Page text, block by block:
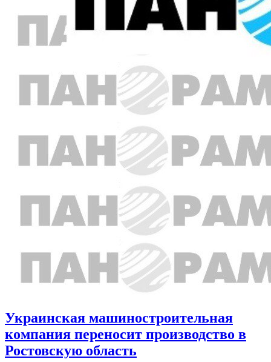
Украинская машиностроительная
компания переносит производство в
Ростовскую область